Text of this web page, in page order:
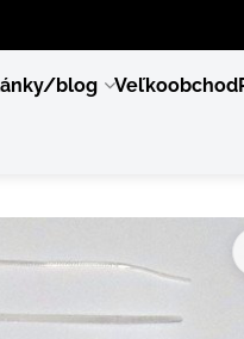
blog Veľkoobchod